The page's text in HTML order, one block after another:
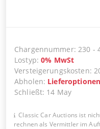
Chargennummer:230 -
Lostyp:0% MwSt
Versteigerungskosten:
Abholen:
Schließt: 14 May
Classic Car Auctions ist
rechnen als Vermittler im